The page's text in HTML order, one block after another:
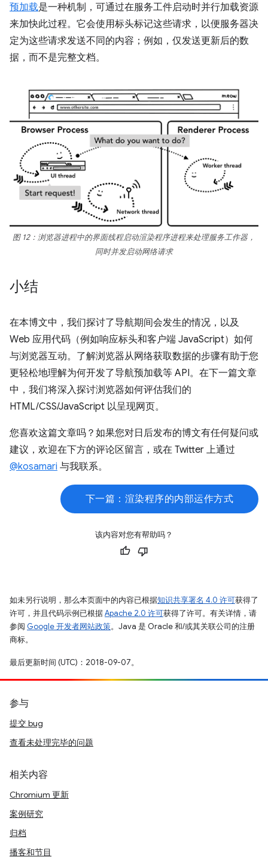
预加载是一种机制，可通过在服务工件启动时并行加载资源
来加快此过程。它会使用标头标记这些请求，以便服务器决
定为这些请求发送不同的内容；例如，仅发送更新后的数
据，而不是完整文档。
图 12：浏览器进程中的界面线程启动渲染程序进程来处理服务工作器，
同时并发启动网络请求
小结
在本博文中，我们探讨了导航期间会发生的情况，以及
Web 应用代码（例如响应标头和客户端 JavaScript）如何
与浏览器互动。了解浏览器从网络获取数据的步骤有助于您
更轻松地理解为何开发了导航预加载等 API。在下一篇文章
中，我们将深入探讨浏览器如何评估我们的
HTML/CSS/JavaScript 以呈现网页。
您喜欢这篇文章吗？如果您对日后发布的博文有任何疑问或
建议，欢迎在下方的评论区留言，或在 Twitter 上通过
@kosamari 与我联系。
下一篇：渲染程序的内部运作方式
该内容对您有帮助吗？
如未另行说明，那么本页面中的内容已根据知识共享署名 4.0 许可获得了
许可，并且代码示例已根据Apache 2.0 许可获得了许可。有关详情，请
参阅 Google 开发者网站政策。Java 是 Oracle 和/或其关联公司的注册
商标。
最后更新时间 (UTC)：2018-09-07。
参与
提交 bug
查看未处理完毕的问题
相关内容
Chromium 更新
案例研究
归档
播客和节目